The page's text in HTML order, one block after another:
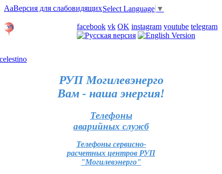
AaВерсия для слабовидящихSelect Language ▼
facebook vk OK instagram youtube telegram
РУП Могилевэнерго
Вам - наша энергия!
Телефоны
аварийных служб
Телефоны сервисно-
расчетных центров РУП
"Могилевэнерго"